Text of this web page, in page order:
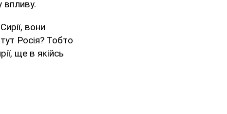
впливу.
вони
Росія? Тобто
ще в якійсь